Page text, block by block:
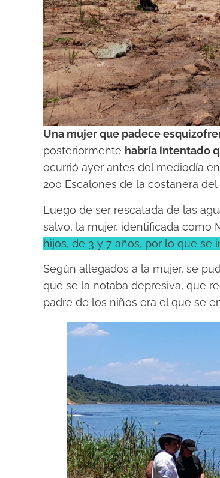
Una mujer que padece
posteriormente habría intentado
ocurrió ayer antes del mediodía
200 Escalones de la costanera del
Luego de ser rescatada de las
salvo, la mujer, identificada como
hijos, de 3 y 7 años, por lo que se
Según allegados a la mujer, se
que se la notaba depresiva, que
padre de los niños era el que se